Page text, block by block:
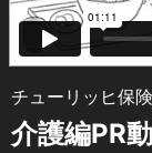
チューリッヒ保
介護編PR